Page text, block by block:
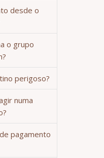
desde o
o grupo
perigoso?
numa
pagamento